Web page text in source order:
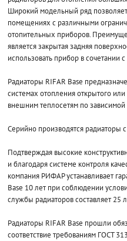
Широкий модельный ряд
помещениях с различными
отопительных приборов.
является закрытая задняя
использовать прибор в сочетании
Радиаторы RIFAR Base
системах отопления открытого
внешним теплосетям по
Серийно производятся радиаторы
Подтверждая высокие
и благодаря системе контроля
компания РИФАР устанавливает
Base 10 лет при соблюдении
службы радиаторов составляет 25
Радиаторы RIFAR Base прошли
соответствие требованиям ГОСТ